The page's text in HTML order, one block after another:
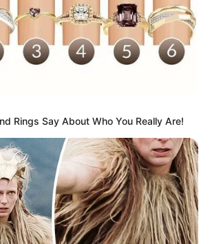
Rings Say About Who You Really Are!